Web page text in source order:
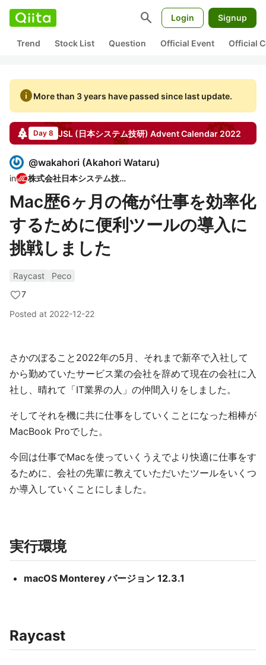
search Login Signup
Trend Stock List Question Official Event Official
infoMore than 3 years have passed since last update.
Day 8 JSL (日本システム技研) Advent Calendar 2022
@wakahori (Akahori Wataru)
in 株式会社日本システム技研
Mac歴6ヶ月の俺が仕事を効率化
するために便利ツールの導入に
挑戦しました
Raycast
Peco
7
Posted at 2022-12-22
さかのぼること2022年の5月、それまで新卒で入社して
から勤めていたサービス業の会社を辞めて現在の会社に入
社し、晴れて「IT業界の人」の仲間入りをしました。
そしてそれを機に共に仕事をしていくことになった相棒が
MacBook Proでした。
今回は仕事でMacを使っていくうえでより快適に仕事をす
るために、会社の先輩に教えていただいたツールをいくつ
か導入していくことにしました。
実行環境
macOS Monterey バージョン 12.3.1
Raycast